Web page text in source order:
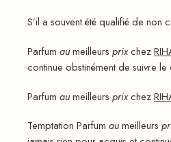
S’il a souvent été qualifié de non
Parfum aumeilleurs prixchez
continue obstinément de suivre
Parfum aumeilleurs prixchez
Temptation Parfum aumeilleurs